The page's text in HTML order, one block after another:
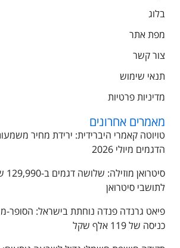
בלוג
מפת אתר
צור קשר
תנאי שימוש
מדיניות פרטיות
מאמרים אחרונים
טויוטה קאמרי היברידית: ירידת מחיר
הדגמים מיולי 2026
לתושבי סיטרואן
פיאט גרנדה פנדה נוחתת בישראל: הסופר-
כניסה של 119 אלף שקל